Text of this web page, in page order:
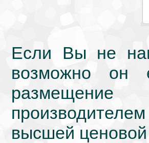
Если Вы не
возможно он
высшей ценовой